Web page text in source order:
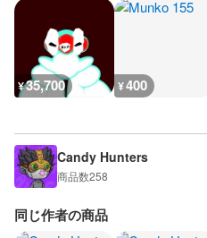
¥35,700 ¥400
Candy Hunters
商品数258
同じ作者の商品